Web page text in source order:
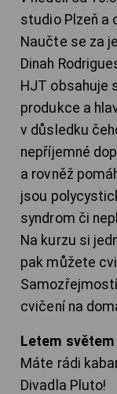
studio Plzeň a
Naučte se za
Dinah
HJT obsahuje
produkce a
v důsledku
nepříjemné
a rovněž
jsou
syndrom či
Na kurzu si
pak můžete
cvičení na
Letem
Máte rádi
Divadla Pluto!